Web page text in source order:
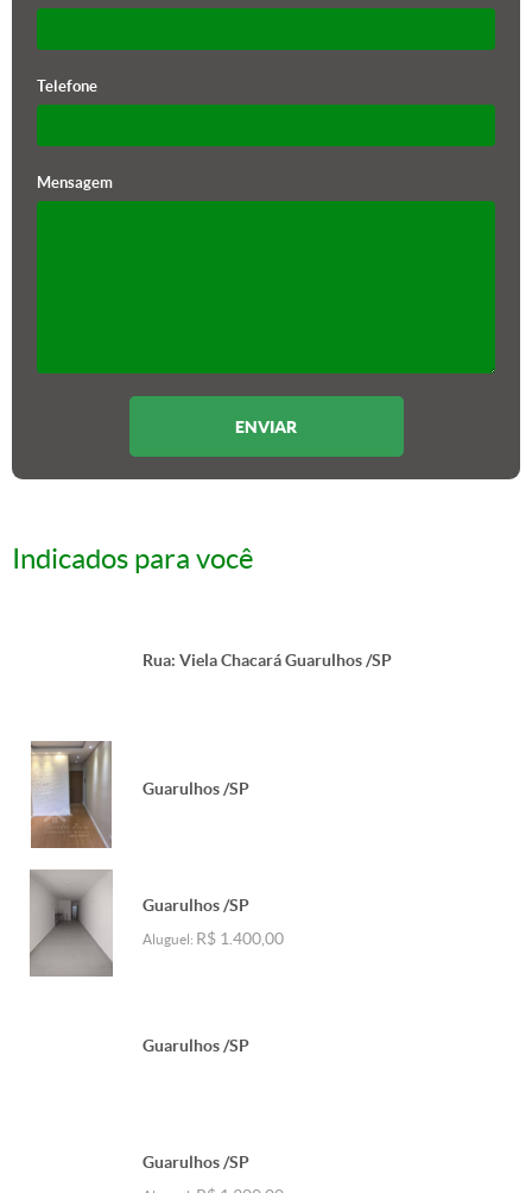
Telefone
Mensagem
Indicados para você
Rua: Viela Chacará Guarulhos /SP
Guarulhos /SP
Guarulhos /SP
Aluguel: R$ 1.400,00
Guarulhos /SP
Guarulhos /SP